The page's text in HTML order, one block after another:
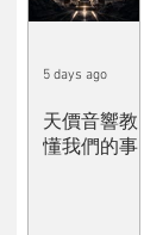
天價音響教
懂我們的事
5 days ago